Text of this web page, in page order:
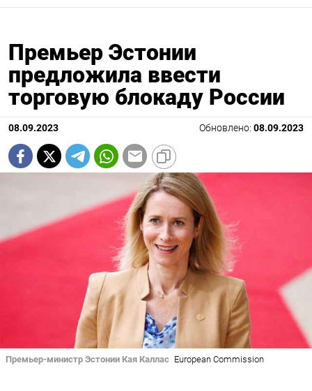
Премьер Эстонии
предложила ввести
торговую блокаду России
08.09.2023 Обновлено: 08.09.2023
Премьер-министр Эстонии Кая Каллас European Commission